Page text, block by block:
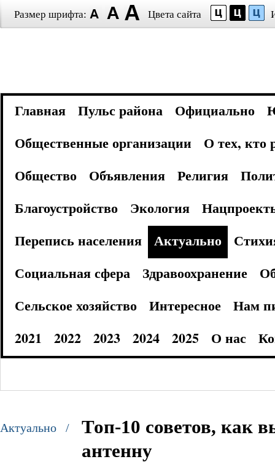
Размер шрифта: Цвета сайта
Главная Пульс района Официально
Общественные организации
О тех, кто
Общество
Объявления Религия
Благоустройство
Экология
Перепись населения
Актуально
Социальная сфера
Здравоохранение
Сельское хозяйство
Интересное
Нам
2021
2022 2023 2024 2025 О нас
Актуально /
Топ-10 советов, как
антенну